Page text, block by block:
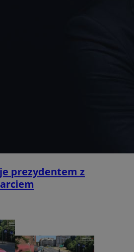
prezydentem z